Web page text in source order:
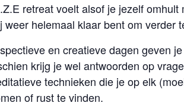
retreat voelt alsof je jezelf
weer helemaal klaar bent om verder
en creatieve dagen geven
krijg je wel antwoorden op
technieken die je op elk
of rust te vinden.